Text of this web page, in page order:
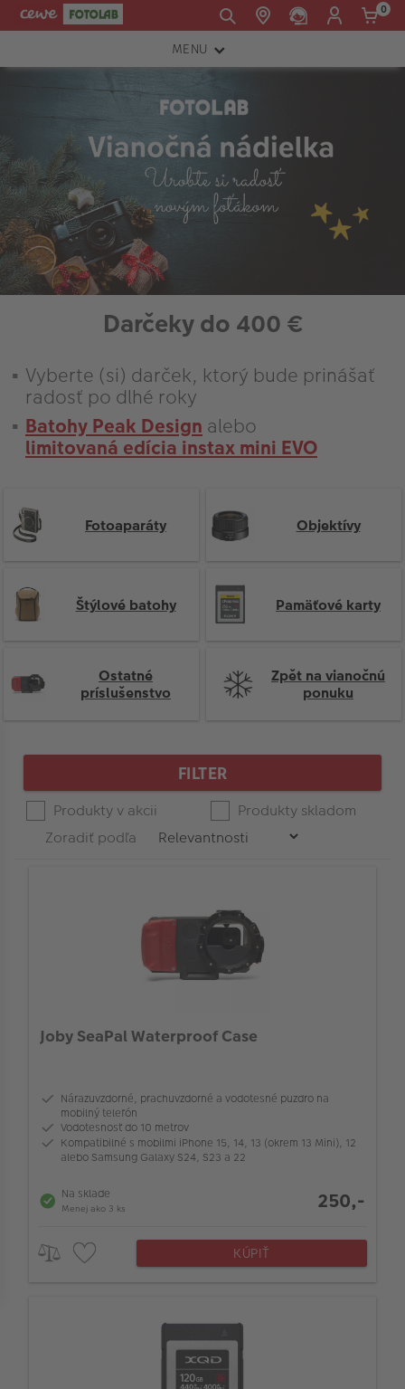
shop@cewe.sk
0
MENU
FOTOAPARÁTY
TLAČIARNE A SKENERY
PRÍSLUŠENSTVO
RÁMIKY
FOTOALBUMY
Darčeky do 400 €
Vyberte (si) darček, ktorý bude prinášať
radosť po dlhé roky
Batohy Peak Design alebo
limitovaná edícia instax mini EVO
Fotoaparáty Objektívy
Štýlové batohy Pamäťové karty
Ostatné
príslušenstvo
Zpět na vianočnú
ponuku
Bound
Bound
Typ produktu
Kapacita pam. karty (GB)
Typ príslušenstva
Typ setu
Displej
FILTER
Produkty v akcii
Produkty skladom
Zoradiť podľa
Joby SeaPal Waterproof Case
Nárazuvzdorné, prachuvzdorné a vodotesné puzdro na
mobilný telefón
Vodotesnosť do 10 metrov
Kompatibilné s mobilmi iPhone 15, 14, 13 (okrem 13 Mini), 12
alebo Samsung Galaxy S24, S23 a 22
Na sklade
Menej ako 3 ks 250,-
KÚPIŤ